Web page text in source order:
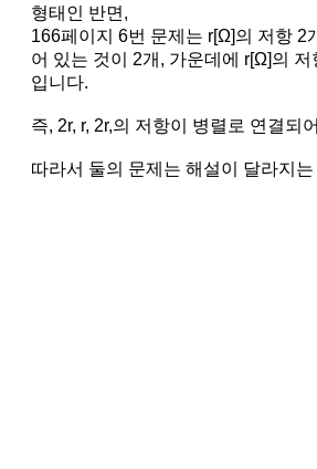
형태인 반면,
166페이지 6번 문제는 r[Ω]의 저항 2
어 있는 것이 2개, 가운데에 r[Ω]의 저
입니다.
즉, 2r, r, 2r,의 저항이 병렬로 연결되
따라서 둘의 문제는 해설이 달라지